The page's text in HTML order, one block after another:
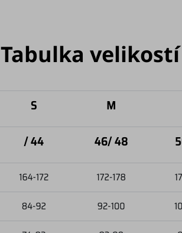
Tabulka velikostí